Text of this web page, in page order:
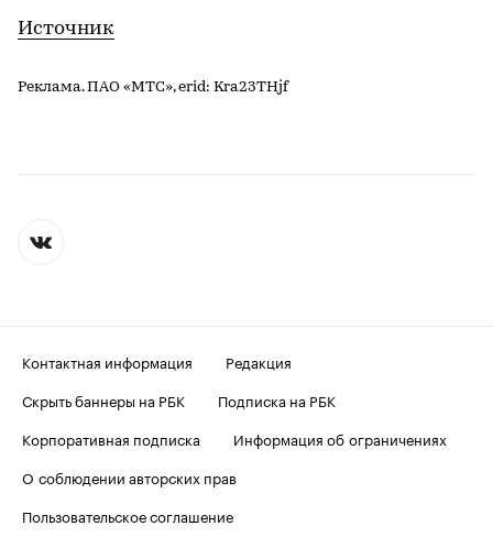
Источник
Реклама. ПАО «МТС», erid: Kra23THjf
Контактная информация
Редакция
Скрыть баннеры на РБК
Подписка на РБК
Корпоративная подписка
Информация об ограничениях
О соблюдении авторских прав
Пользовательское соглашение